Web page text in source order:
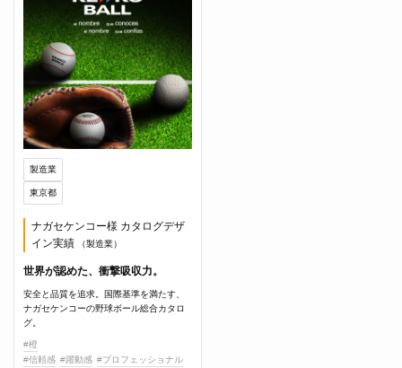
製造業
東京都
ナガセケンコー様 カタログデザ
イン実績
（製造業）
世界が認めた、衝撃吸収力。
安全と品質を追求。国際基準を満たす、
ナガセケンコーの野球ボール総合カタロ
グ。
#橙
#信頼感 #躍動感 #プロフェッショナル